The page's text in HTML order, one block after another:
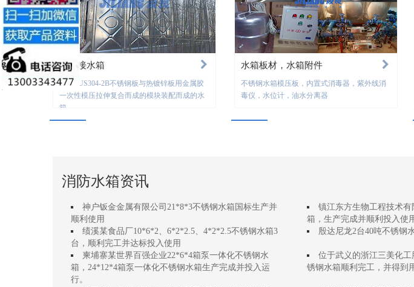
无焊接水箱
采用SUS304-2B不锈钢板与热镀锌板用金属胶
一次性模压拉伸复合而成的模块装配而成的水
箱
水箱板材，水箱附件
不锈钢水箱模压板，内置式消毒器，紫外线消
毒仪，水位计，油水分离器
消防水箱资讯
神户钣金金属有限公司21*8*3不锈钢水箱国标生产并
顺利使用
镇江东方生物工程技术
箱，生产完成并顺利投入使
绩溪某食品厂10*6*2、6*2*2.5、4*2*2.5不锈钢水箱3
台，顺利完工并达标投入使用
殷达尼龙2台40吨不锈钢
柬埔寨某世界百强企业22*6*4箱泵一体化不锈钢水
箱，24*12*4箱泵一体化不锈钢水箱生产完成并投入运
行。
位于武义的浙江三美化工
锈钢水箱顺利完工，并得到